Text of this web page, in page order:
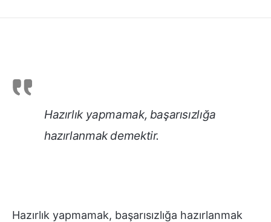
Hazırlık yapmamak, başarısızlığa
hazırlanmak demektir.
Hazırlık yapmamak, başarısızlığa hazırlanmak